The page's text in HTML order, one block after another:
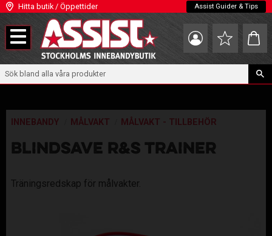
Meny
Hitta butik / Öppettider Assist Guider & Tips
Favoriter
INNEBANDY MÅLVAKT MÅLVAKT - TILLBEHÖR
BLINDSAVE R&S TRAINER
Träningsredskap för målvakter.